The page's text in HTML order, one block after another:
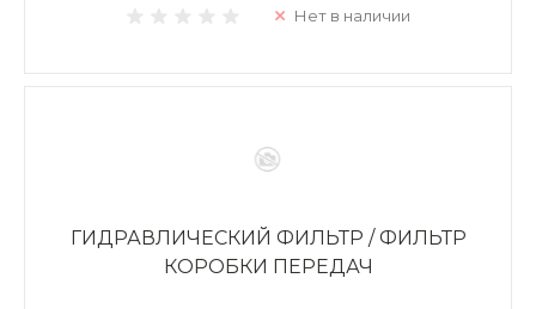
Нет в наличии
ГИДРАВЛИЧЕСКИЙ ФИЛЬТР / ФИЛЬТР
КОРОБКИ ПЕРЕДАЧ